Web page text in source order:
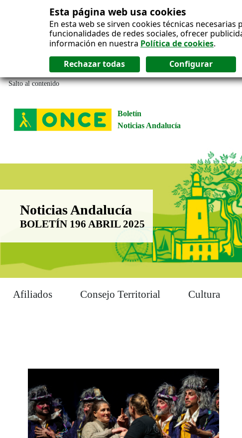
Esta página web usa cookies
En esta web se sirven cookies técnicas
funcionalidades de redes sociales, ofrecer
información en nuestra Política de cookies.
Salto al contenido
Boletín
Noticias Andalucía
Boletín Noticias Andalucía
Noticias Andalucía
BOLETÍN 196 ABRIL 2025
Afiliados Consejo Territorial Cultura